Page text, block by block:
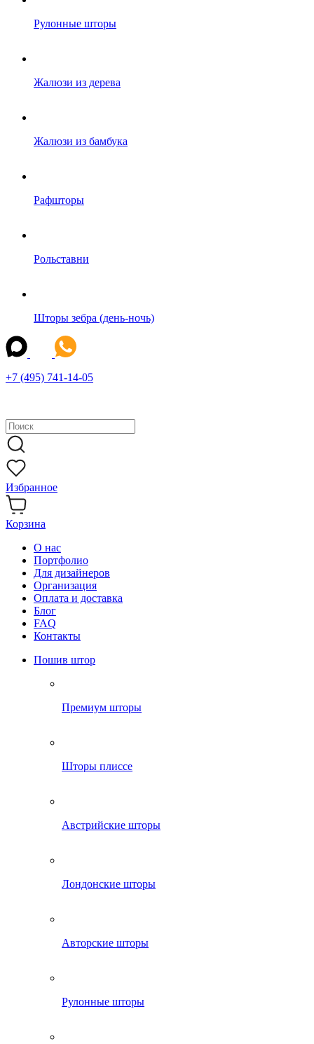
Рулонные шторы
Жалюзи из дерева
Жалюзи из бамбука
Рафшторы
Рольставни
Шторы зебра (день-ночь)
+7 (495) 741-14-05
Избранное
Корзина
О нас
Портфолио
Для дизайнеров
Организация
Оплата и доставка
Блог
FAQ
Контакты
Пошив штор
Премиум шторы
Шторы плиссе
Австрийские шторы
Лондонские шторы
Авторские шторы
Рулонные шторы